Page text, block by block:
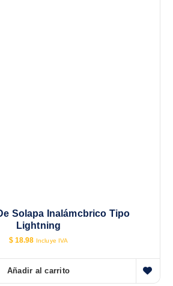
Solapa Inalámcbrico Tipo
Lightning
$18.98 Incluye IVA
Añadir al carrito